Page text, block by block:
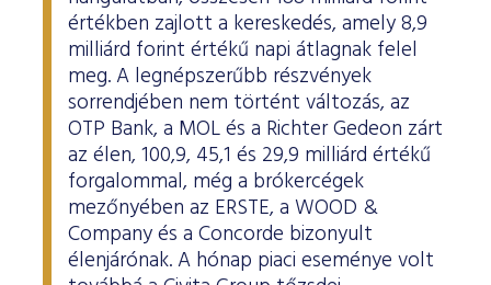
értékben zajlott a kereskedés, amely 8,9
milliárd forint értékű napi átlagnak felel
meg. A legnépszerűbb részvények
sorrendjében nem történt változás, az
OTP Bank, a MOL és a Richter Gedeon zárt
az élen, 100,9, 45,1 és 29,9 milliárd értékű
forgalommal, még a brókercégek
mezőnyében az ERSTE, a WOOD &
Company és a Concorde bizonyult
élenjárónak. A hónap piaci eseménye volt